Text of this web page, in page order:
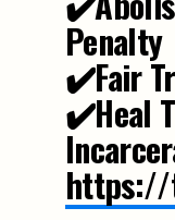
Penalty
✔️Fair
✔️Heal
https://